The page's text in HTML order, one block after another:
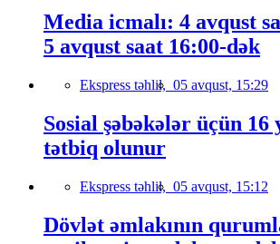
Media icmalı: 4 avqust
5 avqust saat 16:00-dək
Ekspress təhlil, 05 avqust, 15:29
Sosial şəbəkələr üçün 16
tətbiq olunur
Ekspress təhlil, 05 avqust, 15:12
Dövlət əmlakının